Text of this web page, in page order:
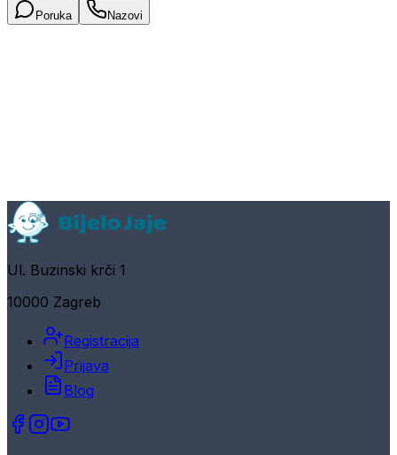
Poruka Nazovi
Ul. Buzinski krči 1
10000 Zagreb
Registracija
Prijava
Blog